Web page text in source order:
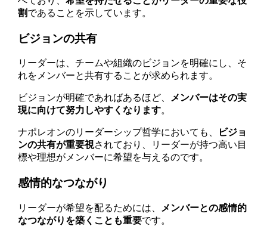
割であることを示しています。
ビジョンの共有
リーダーは、チームや組織のビジョンを明確にし、そ
れをメンバーと共有することが求められます。
ビジョンが明確であればあるほど、 メンバーはその実
現に向けて努力しやすくなります。
ナポレオンのリーダーシップ哲学においても、
ビジョ
ンの共有が重要視されており、リーダーが持つ高い目
標や理想がメンバーに希望を与えるのです。
感情的なつながり
リーダーが希望を配るためには、
メンバーとの感情的
なつながりを築くことも重要です。